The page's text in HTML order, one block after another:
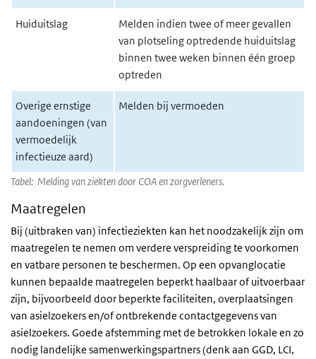
Tabel: Melding van ziekten door COA en zorgverleners.
Huiduitslag
Melden indien twee of meer gevallen
van plotseling optredende huiduitslag
binnen twee weken binnen één groep
optreden
Overige ernstige
aandoeningen (van
vermoedelijk
infectieuze aard)
Melden bij vermoeden
Maatregelen
Bij (uitbraken van) infectieziekten kan het noodzakelijk zijn om
maatregelen te nemen om verdere verspreiding te voorkomen
en vatbare personen te beschermen. Op een opvanglocatie
kunnen bepaalde maatregelen beperkt haalbaar of uitvoerbaar
zijn, bijvoorbeeld door beperkte faciliteiten, overplaatsingen
van asielzoekers en/of ontbrekende contactgegevens van
asielzoekers. Goede afstemming met de betrokken lokale en zo
nodig landelijke samenwerkingspartners (denk aan GGD, LCI,